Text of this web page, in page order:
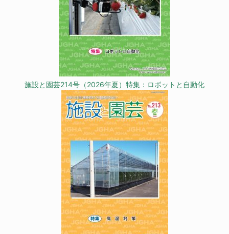
施設と園芸214号（2026年夏）特集：ロボットと自動化